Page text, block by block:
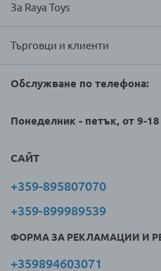
За Raya Toys
Търговци и клиенти
Обслужване по телефона:
Понеделник - петък, от 9-18
САЙТ
+359-895807070
+359-899989539
ФОРМА ЗА РЕКЛАМАЦИИ И
+359894603071